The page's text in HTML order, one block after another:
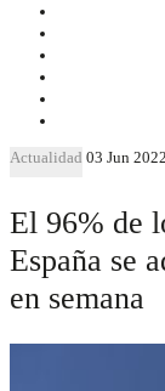
Actualidad 03 Jun 2022
El 96% de
España se
en semana